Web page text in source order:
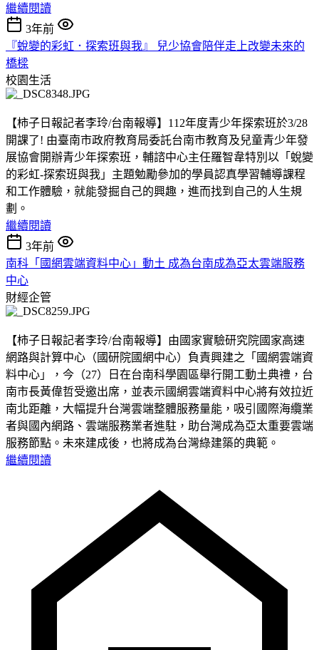
繼續閱讀
3年前
『蛻變的彩虹．探索班與我』 兒少協會陪伴走上改變未來的
橋樑
校園生活
【柿子日報記者李玲/台南報導】112年度青少年探索班於3/28
開課了! 由臺南市政府教育局委託台南市教育及兒童青少年發
展協會開辦青少年探索班，輔諮中心主任羅智韋特別以「蛻變
的彩虹-探索班與我」主題勉勵參加的學員認真學習輔導課程
和工作體驗，就能發掘自己的興趣，進而找到自己的人生規
劃。
繼續閱讀
3年前
南科「國網雲端資料中心」動土 成為台南成為亞太雲端服務
中心
財經企管
【柿子日報記者李玲/台南報導】由國家實驗研究院國家高速
網路與計算中心（國研院國網中心）負責興建之「國網雲端資
料中心」，今（27）日在台南科學園區舉行開工動土典禮，台
南市長黃偉哲受邀出席，並表示國網雲端資料中心將有效拉近
南北距離，大幅提升台灣雲端整體服務量能，吸引國際海纜業
者與國內網路、雲端服務業者進駐，助台灣成為亞太重要雲端
服務節點。未來建成後，也將成為台灣綠建築的典範。
繼續閱讀